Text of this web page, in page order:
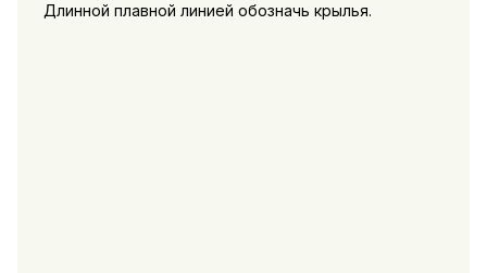
Длинной плавной линией обозначь крылья.